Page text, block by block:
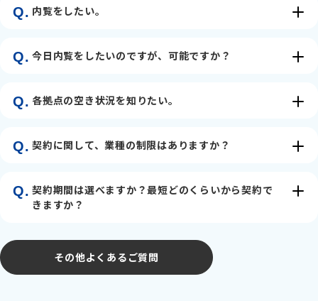
Q. 内覧をしたい。
Q. 今日内覧をしたいのですが、可能ですか？
Q. 各拠点の空き状況を知りたい。
Q. 契約に関して、業種の制限はありますか？
Q. 契約期間は選べますか？最短どのくらいから契約で
きますか？
その他よくあるご質問